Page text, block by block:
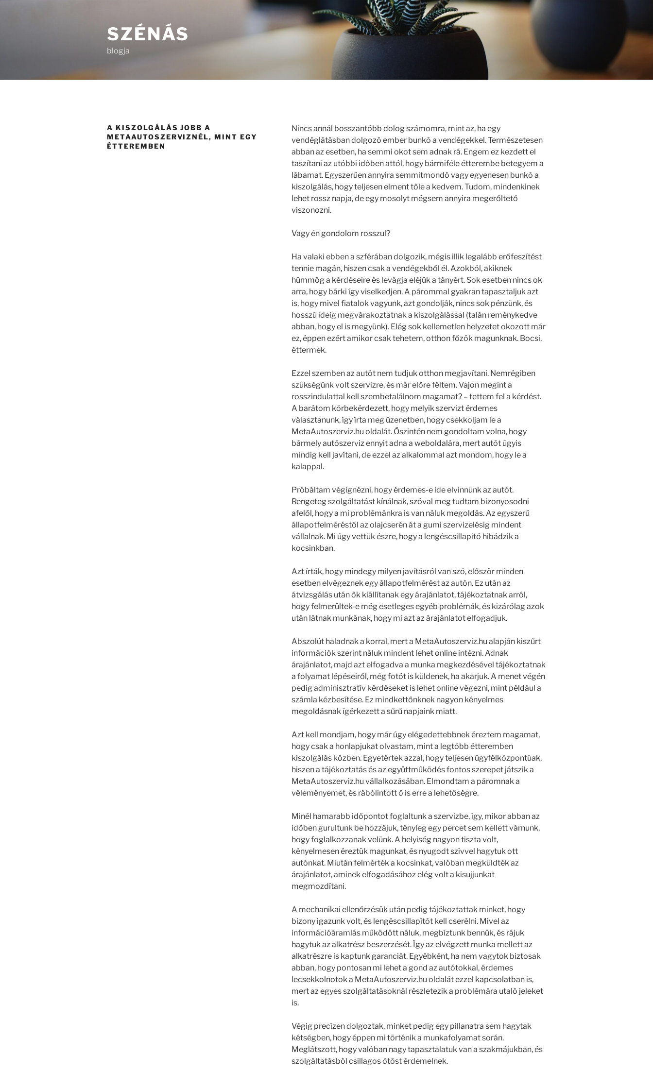
SZÉNÁS
blogja
A KISZOLGÁLÁS JOBB A
METAAUTOSZERVIZNÉL, MINT EGY
ÉTTEREMBEN
Nincs annál bosszantóbb dolog számomra, mint az, ha egy
vendéglátásban dolgozó ember bunkó a vendégekkel. Természetesen
abban az esetben, ha semmi okot sem adnak rá. Engem ez kezdett el
taszítani az utóbbi időben attól, hogy bármiféle étterembe betegyem a
lábamat. Egyszerűen annyira semmitmondó vagy egyenesen bunkó a
kiszolgálás, hogy teljesen elment tőle a kedvem. Tudom, mindenkinek
lehet rossz napja, de egy mosolyt mégsem annyira megerőltető
viszonozni.
Vagy én gondolom rosszul?
Ha valaki ebben a szférában dolgozik, mégis illik legalább erőfeszítést
tennie magán, hiszen csak a vendégekből él. Azokból, akiknek
hümmög a kérdéseire és levágja eléjük a tányért. Sok esetben nincs ok
arra, hogy bárki így viselkedjen. A párommal gyakran tapasztaljuk azt
is, hogy mivel fiatalok vagyunk, azt gondolják, nincs sok pénzünk, és
hosszú ideig megvárakoztatnak a kiszolgálással (talán reménykedve
abban, hogy el is megyünk). Elég sok kellemetlen helyzetet okozott már
ez, éppen ezért amikor csak tehetem, otthon főzök magunknak. Bocsi,
éttermek.
Ezzel szemben az autót nem tudjuk otthon megjavítani. Nemrégiben
szükségünk volt szervizre, és már előre féltem. Vajon megint a
rosszindulattal kell szembetalálnom magamat? – tettem fel a kérdést.
A barátom körbekérdezett, hogy melyik szervizt érdemes
választanunk, így írta meg üzenetben, hogy csekkoljam le a
MetaAutoszerviz.hu oldalát. Őszintén nem gondoltam volna, hogy
bármely autószerviz ennyit adna a weboldalára, mert autót úgyis
mindig kell javítani, de ezzel az alkalommal azt mondom, hogy le a
kalappal.
Próbáltam végignézni, hogy érdemes-e ide elvinnünk az autót.
Rengeteg szolgáltatást kínálnak, szóval meg tudtam bizonyosodni
afelől, hogy a mi problémánkra is van náluk megoldás. Az egyszerű
állapotfelméréstől az olajcserén át a gumi szervizelésig mindent
vállalnak. Mi úgy vettük észre, hogy a lengéscsillapító hibádzik a
kocsinkban.
Azt írták, hogy mindegy milyen javításról van szó, először minden
esetben elvégeznek egy állapotfelmérést az autón. Ez után az
átvizsgálás után ők kiállítanak egy árajánlatot, tájékoztatnak arról,
hogy felmerültek-e még esetleges egyéb problémák, és kizárólag azok
után látnak munkának, hogy mi azt az árajánlatot elfogadjuk.
Abszolút haladnak a korral, mert a MetaAutoszerviz.hu alapján kiszűrt
információk szerint náluk mindent lehet online intézni. Adnak
árajánlatot, majd azt elfogadva a munka megkezdésével tájékoztatnak
a folyamat lépéseiről, még fotót is küldenek, ha akarjuk. A menet végén
pedig adminisztratív kérdéseket is lehet online végezni, mint például a
számla kézbesítése. Ez mindkettőnknek nagyon kényelmes
megoldásnak ígérkezett a sűrű napjaink miatt.
Azt kell mondjam, hogy már úgy elégedettebbnek éreztem magamat,
hogy csak a honlapjukat olvastam, mint a legtöbb étteremben
kiszolgálás közben. Egyetértek azzal, hogy teljesen ügyfélközpontúak,
hiszen a tájékoztatás és az együttműködés fontos szerepet játszik a
MetaAutoszerviz.hu vállalkozásában. Elmondtam a páromnak a
véleményemet, és rábólintott ő is erre a lehetőségre.
Minél hamarabb időpontot foglaltunk a szervizbe, így, mikor abban az
időben gurultunk be hozzájuk, tényleg egy percet sem kellett várnunk,
hogy foglalkozzanak velünk. A helyiség nagyon tiszta volt,
kényelmesen éreztük magunkat, és nyugodt szívvel hagytuk ott
autónkat. Miután felmérték a kocsinkat, valóban megküldték az
árajánlatot, aminek elfogadásához elég volt a kisujjunkat
megmozdítani.
A mechanikai ellenőrzésük után pedig tájékoztattak minket, hogy
bizony igazunk volt, és lengéscsillapítót kell cserélni. Mivel az
információáramlás működött náluk, megbíztunk bennük, és rájuk
hagytuk az alkatrész beszerzését. Így az elvégzett munka mellett az
alkatrészre is kaptunk garanciát. Egyébként, ha nem vagytok biztosak
abban, hogy pontosan mi lehet a gond az autótokkal, érdemes
lecsekkolnotok a MetaAutoszerviz.hu oldalát ezzel kapcsolatban is,
mert az egyes szolgáltatásoknál részletezik a problémára utaló jeleket
is.
Végig precízen dolgoztak, minket pedig egy pillanatra sem hagytak
kétségben, hogy éppen mi történik a munkafolyamat során.
Meglátszott, hogy valóban nagy tapasztalatuk van a szakmájukban, és
szolgáltatásból csillagos ötöst érdemelnek.